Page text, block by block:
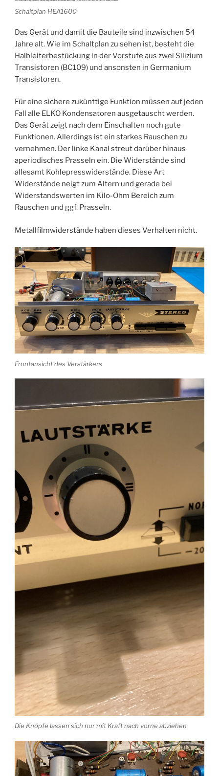
Schaltplan HEA1600
Das Gerät und damit die Bauteile sind inzwischen 54
Jahre alt. Wie im Schaltplan zu sehen ist, besteht die
Halbleiterbestückung in der Vorstufe aus zwei Silizium
Transistoren (BC109) und ansonsten in Germanium
Transistoren.
Für eine sichere zukünftige Funktion müssen auf jeden
Fall alle ELKO Kondensatoren ausgetauscht werden.
Das Gerät zeigt nach dem Einschalten noch gute
Funktionen. Allerdings ist ein starkes Rauschen zu
vernehmen. Der linke Kanal streut darüber hinaus
aperiodisches Prasseln ein. Die Widerstände sind
allesamt Kohlepresswiderstände. Diese Art
Widerstände neigt zum Altern und gerade bei
Widerstandswerten im Kilo-Ohm Bereich zum
Rauschen und ggf. Prasseln.
Metallfilmwiderstände haben dieses Verhalten nicht.
Frontansicht des Verstärkers
Die Knöpfe lassen sich nur mit Kraft nach vorne abziehen